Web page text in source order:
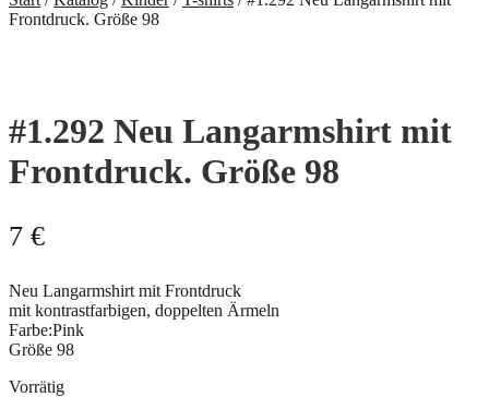
Frontdruck. Größe 98
#1.292 Neu Langarmshirt mit
Frontdruck. Größe 98
7 €
Neu Langarmshirt mit Frontdruck
mit kontrastfarbigen, doppelten Ärmeln
Farbe:Pink
Größe 98
Vorrätig